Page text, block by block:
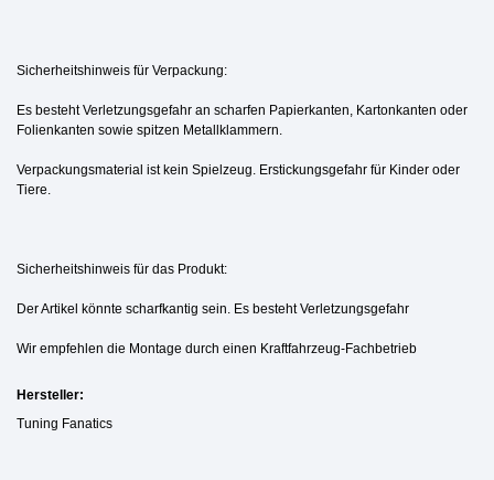
Sicherheitshinweis für Verpackung:
Es besteht Verletzungsgefahr an scharfen Papierkanten, Kartonkanten oder
Folienkanten sowie spitzen Metallklammern.
Verpackungsmaterial ist kein Spielzeug. Erstickungsgefahr für Kinder oder
Tiere.
Sicherheitshinweis für das Produkt:
Der Artikel könnte scharfkantig sein. Es besteht Verletzungsgefahr
Wir empfehlen die Montage durch einen Kraftfahrzeug-Fachbetrieb
Hersteller:
Tuning Fanatics